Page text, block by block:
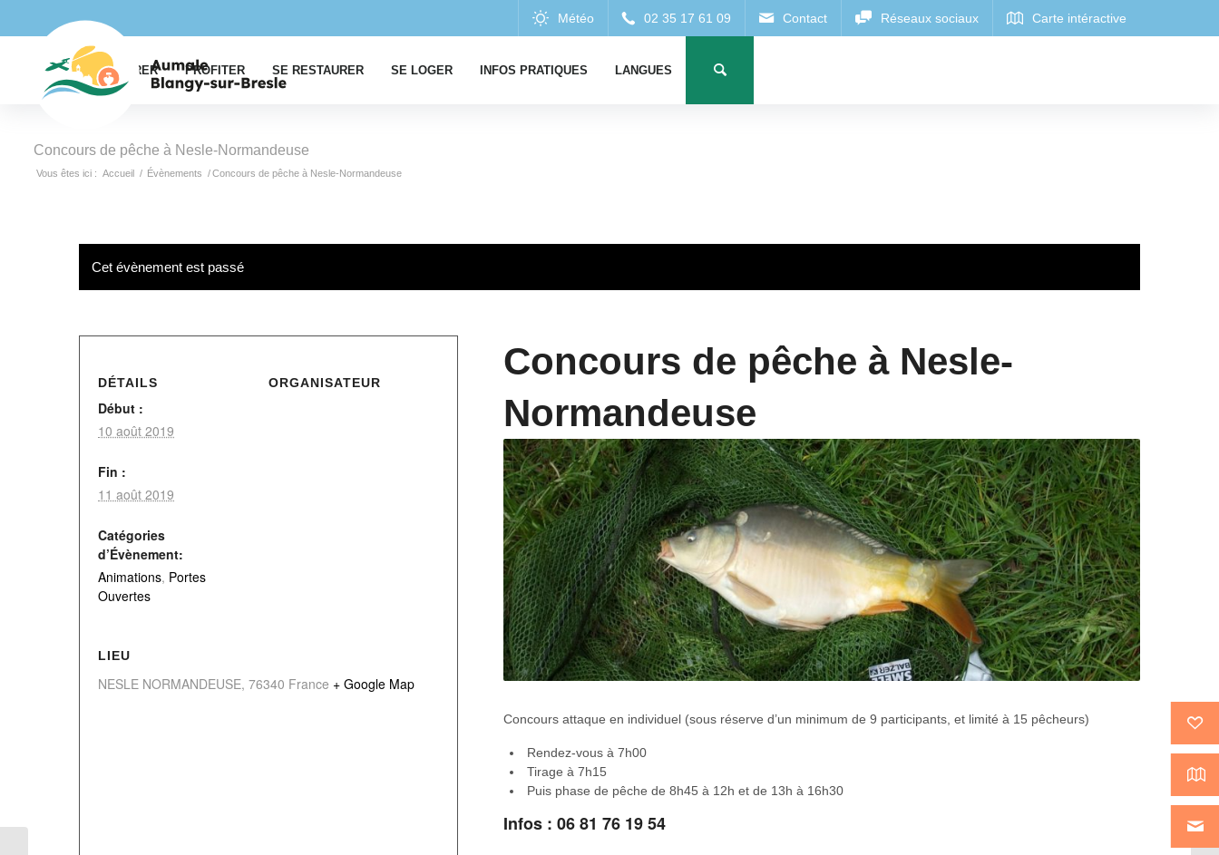
EXPLORER PROFITER SE RESTAURER SE LOGER INFOS PRATIQUES LANGUES
Concours de pêche à Nesle-Normandeuse
Vous êtes ici : Accueil / Évènements /Concours de pêche à Nesle-Normandeuse
Cet évènement est passé
Concours de pêche à Nesle-
Normandeuse
Concours attaque en individuel (sous réserve d’un minimum de 9 participants, et limité à 15 pêcheurs)
Rendez-vous à 7h00
Tirage à 7h15
Puis phase de pêche de 8h45 à 12h et de 13h à 16h30
Infos : 06 81 76 19 54
DÉTAILS
Début :
10 août 2019
Fin :
11 août 2019
Catégories
d’Évènement:
Animations, Portes
Ouvertes
ORGANISATEUR
LIEU
NESLE NORMANDEUSE, 76340 France + Google Map